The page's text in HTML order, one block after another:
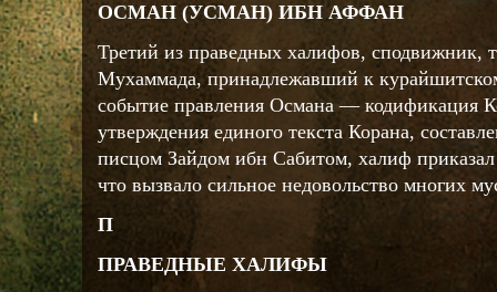
ОСМАН (УСМАН) ИБН АФФАН
Третий из праведных халифов, сподвижник,
Мухаммада, принадлежавший к
событие правления Османа — кодификация
утверждения единого текста Корана,
писцом Зайдом ибн Сабитом, халиф
что вызвало сильное недовольство многих
П
ПРАВЕДНЫЕ ХАЛИФЫ